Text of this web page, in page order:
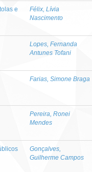
e
Félix, Lívia
Nascimento
Lopes, Fernanda
Antunes Tofani
Farias, Simone Braga
Pereira, Ronei
Mendes
Gonçalves,
Guilherme Campos